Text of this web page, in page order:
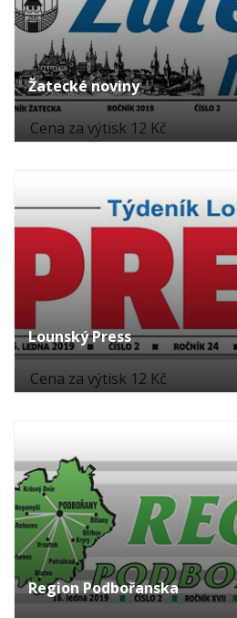
Žatecké noviny
Cena za výtisk 12 Kč
Lounský Press
Cena za výtisk 12 Kč
Region Podbořanska